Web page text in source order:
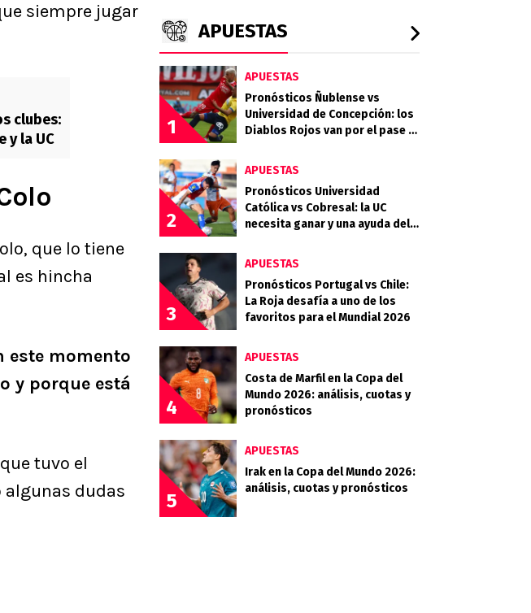
siempre jugar
clubes:
y la UC
que lo tiene
es hincha
este momento
y porque está
tuvo el
algunas dudas
APUESTAS
1
APUESTAS
Pronósticos Ñublense vs
Universidad de Concepción: los
Diablos Rojos van por el pase a
2
APUESTAS
Pronósticos Universidad
Católica vs Cobresal: la UC
necesita ganar y una ayuda del
3
APUESTAS
Pronósticos Portugal vs Chile:
La Roja desafía a uno de los
favoritos para el Mundial 2026
4
APUESTAS
Costa de Marfil en la Copa del
Mundo 2026: análisis, cuotas y
pronósticos
5
APUESTAS
Irak en la Copa del Mundo 2026:
análisis, cuotas y pronósticos